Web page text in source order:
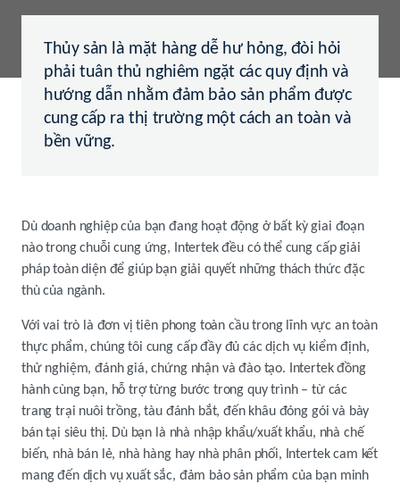
Thủy sản là mặt hàng dễ hư hỏng, đòi hỏi
phải tuân thủ nghiêm ngặt các quy định và
hướng dẫn nhằm đảm bảo sản phẩm được
cung cấp ra thị trường một cách an toàn và
bền vững.
Dù doanh nghiệp của bạn đang hoạt động ở bất kỳ giai đoạn
nào trong chuỗi cung ứng, Intertek đều có thể cung cấp giải
pháp toàn diện để giúp bạn giải quyết những thách thức đặc
thù của ngành.
Với vai trò là đơn vị tiên phong toàn cầu trong lĩnh vực an toàn
thực phẩm, chúng tôi cung cấp đầy đủ các dịch vụ kiểm định,
thử nghiệm, đánh giá, chứng nhận và đào tạo. Intertek đồng
hành cùng bạn, hỗ trợ từng bước trong quy trình – từ các
trang trại nuôi trồng, tàu đánh bắt, đến khâu đóng gói và bày
bán tại siêu thị. Dù bạn là nhà nhập khẩu/xuất khẩu, nhà chế
biến, nhà bán lẻ, nhà hàng hay nhà phân phối, Intertek cam kết
mang đến dịch vụ xuất sắc, đảm bảo sản phẩm của bạn minh